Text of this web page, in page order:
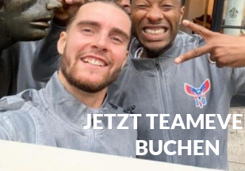
JETZT
BUCHEN